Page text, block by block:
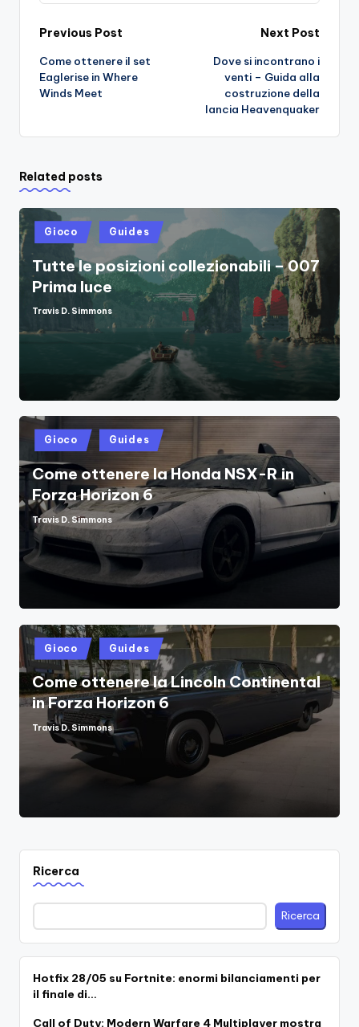
Post
navigation
Previous Post
Come ottenere il set
Eaglerise in Where
Winds Meet
Next Post
Dove si incontrano i
venti – Guida alla
costruzione della
lancia Heavenquaker
Related posts
Posted
in
Gioco Guides
Tutte le posizioni collezionabili – 007
Prima luce
Posted
Travis D. Simmons
Posted
in
Gioco Guides
Come ottenere la Honda NSX-R in
Forza Horizon 6
Posted
by
Travis D. Simmons
Posted
in
Gioco Guides
Come ottenere la Lincoln Continental
in Forza Horizon 6
Posted
Travis D. Simmons
Ricerca
Ricerca
Hotfix 28/05 su Fortnite: enormi bilanciamenti per
il finale di…
Call of Duty: Modern Warfare 4 Multiplayer mostra